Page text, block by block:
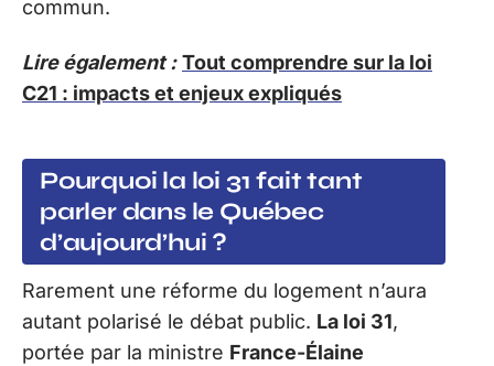
commun.
Lire également : Tout comprendre sur la loi
C21 : impacts et enjeux expliqués
Pourquoi la loi 31 fait tant
parler dans le Québec
d’aujourd’hui ?
Rarement une réforme du logement n’aura
autant polarisé le débat public. La loi 31,
portée par la ministre France-Élaine